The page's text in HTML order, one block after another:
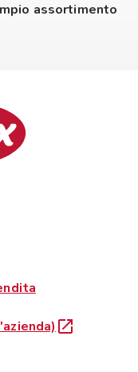
assortimento